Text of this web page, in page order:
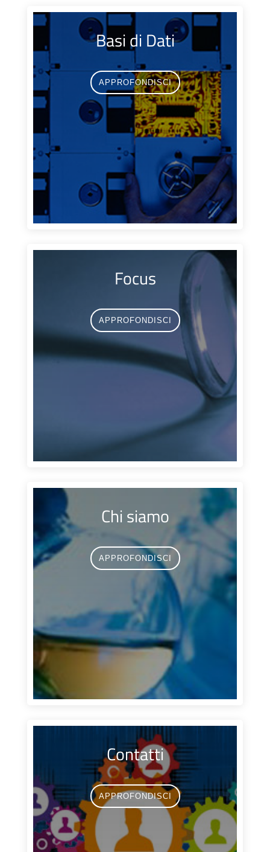
Basi di Dati
APPROFONDISCI
Focus
APPROFONDISCI
Chi siamo
APPROFONDISCI
Contatti
APPROFONDISCI